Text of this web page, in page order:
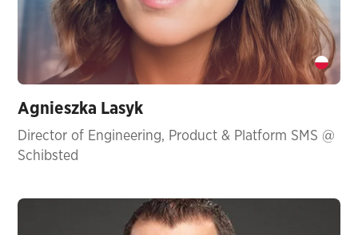
Agnieszka Lasyk
Director of Engineering, Product & Platform SMS @
Schibsted